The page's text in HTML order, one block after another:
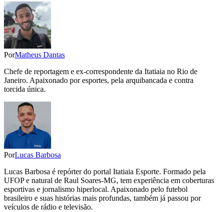
PorMatheus Dantas
Chefe de reportagem e ex-correspondente da Itatiaia no Rio de
Janeiro. Apaixonado por esportes, pela arquibancada e contra
torcida única.
PorLucas Barbosa
Lucas Barbosa é repórter do portal Itatiaia Esporte. Formado pela
UFOP e natural de Raul Soares-MG, tem experiência em coberturas
esportivas e jornalismo hiperlocal. Apaixonado pelo futebol
brasileiro e suas histórias mais profundas, também já passou por
veículos de rádio e televisão.